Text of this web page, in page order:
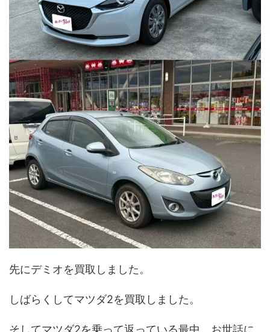
先にデミオを買取しました。
しばらくしてマツダ2を買取しました。
そしてマツダ2を乗って返っている最中、お世話に